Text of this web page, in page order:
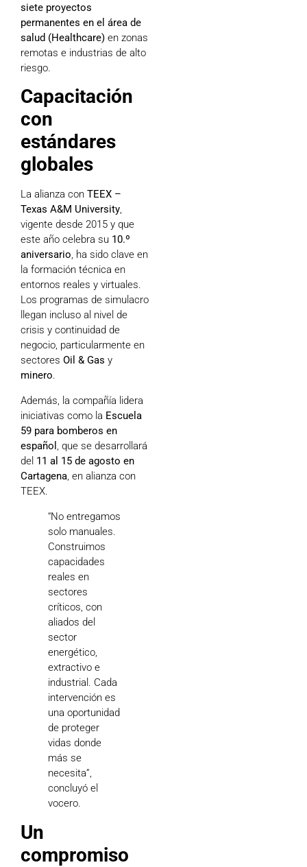
siete proyectos
permanentes en el área de
salud (Healthcare) en zonas
remotas e industrias de alto
riesgo.
Capacitación
con
estándares
globales
La alianza con TEEX –
Texas A&M University,
vigente desde 2015 y que
este año celebra su 10.º
aniversario, ha sido clave en
la formación técnica en
entornos reales y virtuales.
Los programas de simulacro
llegan incluso al nivel de
crisis y continuidad de
negocio, particularmente en
sectores Oil & Gas y
minero.
Además, la compañía lidera
iniciativas como la Escuela
59 para bomberos en
español , que se desarrollará
del 11 al 15 de agosto en
Cartagena, en alianza con
TEEX.
“No entregamos
solo manuales.
Construimos
capacidades
reales en
sectores
críticos, con
aliados del
sector
energético,
extractivo e
industrial. Cada
intervención es
una oportunidad
de proteger
vidas donde
más se
necesita”,
concluyó el
vocero.
Un
compromiso